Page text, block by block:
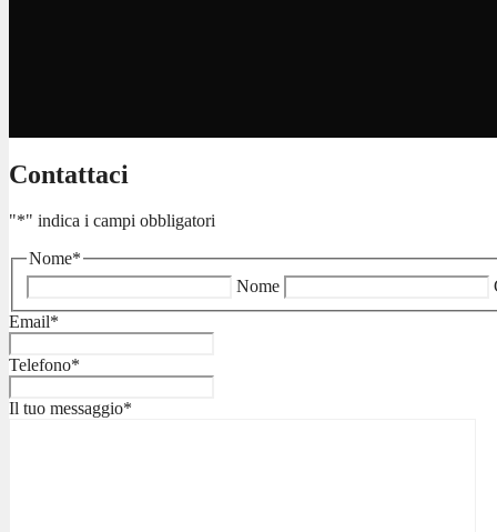
Contattaci
"*" indica i campi obbligatori
Nome*
Nome
Email*
Telefono*
Il tuo messaggio*